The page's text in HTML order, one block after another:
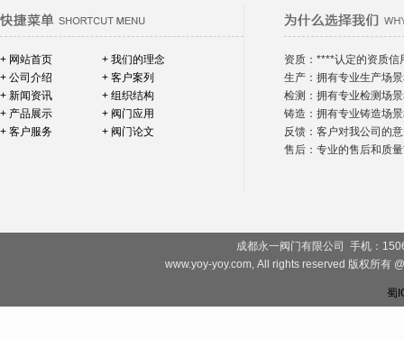
+ 网站首页
+ 我们的理念
+ 公司介绍
+ 客户案列
+ 新闻资讯
+ 组织结构
+ 产品展示
+ 阀门应用
+ 客户服务
+ 阀门论文
资质：****认定的资质信
生产：拥有专业生产场
检测：拥有专业检测场
铸造：拥有专业铸造场
反馈：客户对我公司的
售后：专业的售后和质
成都永一阀门有限公司 手机：
www.yoy-yoy.com, All rights reserved 版权所有
蜀